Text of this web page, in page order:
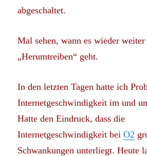
abgeschaltet.
Mal sehen, wann es wieder weiter
„Herumtreiben“ geht.
In den letzten Tagen hatte ich
Internetgeschwindigkeit im und
Hatte den Eindruck, dass die
Internetgeschwindigkeit beiO2
Schwankungen unterliegt. Heute